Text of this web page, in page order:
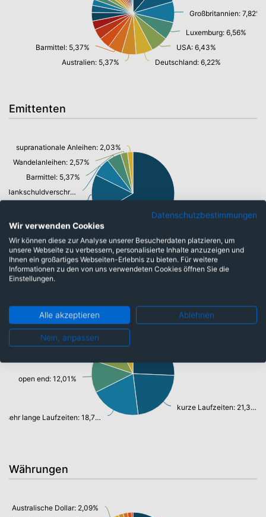
Großbritannien: 7,82%
Luxemburg: 6,56%
USA: 6,43%
Deutschland: 6,22%
Australien: 5,37%
Barmittel: 5,37%
Emittenten
Unternehmensanleihen: 63,54%
Bankschuldverschreibung: 6,93%
Barmittel: 5,37%
Wandelanleihen: 2,57%
supranationale Anleihen: 2,03%
kurze Laufzeiten: 21,34%
sehr lange Laufzeiten: 18,75%
open end: 12,01%
mittlere Laufzeiten: 11,95%
sehr kurze Laufzeiten: 7,00%
Währungen
Australische Dollar: 2,09%
Datenschutzbestimmungen
Wir verwenden Cookies
Wir können diese zur Analyse unserer Besucherdaten platzieren, um
unsere Webseite zu verbessern, personalisierte Inhalte anzuzeigen und
Ihnen ein großartiges Webseiten-Erlebnis zu bieten. Für weitere
Informationen zu den von uns verwendeten Cookies öffnen Sie die
Einstellungen.
Alle akzeptieren Ablehnen
Nein, anpassen